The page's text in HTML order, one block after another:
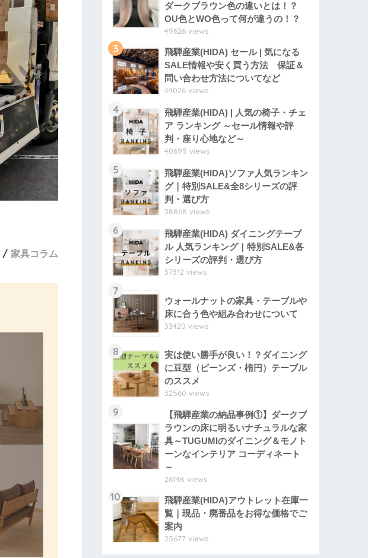
家具コラム
ダークブラウン色の違いとは！？
OU色とWO色って何が違うの！？
49626 views
3
飛騨産業(HIDA) セール | 気になる
SALE情報や安く買う方法 保証＆
問い合わせ方法についてなど
44026 views
4
飛騨産業(HIDA) | 人気の椅子・チェ
ア ランキング ～セール情報や評
判・座り心地など～
40695 views
5
飛騨産業(HIDA)ソファ人気ランキン
グ｜特別SALE&全8シリーズの評
判・選び方
38868 views
6
飛騨産業(HIDA) ダイニングテーブ
ル 人気ランキング｜特別SALE&各
シリーズの評判・選び方
37312 views
7
ウォールナットの家具・テーブルや
床に合う色や組み合わせについて
33420 views
8
実は使い勝手が良い！？ダイニング
に豆型（ビーンズ・楕円）テーブル
のススメ
32560 views
9
【飛騨産業の納品事例①】ダークブ
ラウンの床に明るいナチュラルな家
具～TUGUMIのダイニング＆モノト
ーンなインテリア コーディネート
～
26148 views
10
飛騨産業(HIDA)アウトレット在庫一
覧｜現品・廃番品をお得な価格でご
案内
25677 views